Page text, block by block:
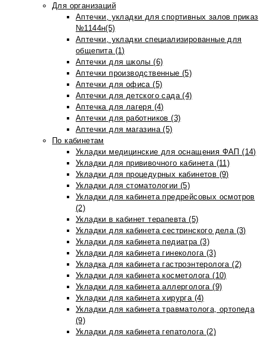
Для организаций
Аптечки, укладки для спортивных залов приказ
№1144н(5)
Аптечки, укладки специализированные для
общепита (1)
Аптечки для школы (6)
Аптечки производственные (5)
Аптечки для офиса (5)
Аптечки для детского сада (4)
Аптечка для лагеря (4)
Аптечки для работников (3)
Аптечки для магазина (5)
По кабинетам
Укладки медицинские для оснащения ФАП (14)
Укладки для прививочного кабинета (11)
Укладки для процедурных кабинетов (9)
Укладки для стоматологии (5)
Укладки для кабинета предрейсовых осмотров
(2)
Укладки в кабинет терапевта (5)
Укладки для кабинета сестринского дела (3)
Укладки для кабинета педиатра (3)
Укладки для кабинета гинеколога (3)
Укладка для кабинета гастроэнтеролога (2)
Укладки для кабинета косметолога (10)
Укладки для кабинета аллерголога (9)
Укладки для кабинета хирурга (4)
Укладки для кабинета травматолога, ортопеда
(9)
Укладки для кабинета гепатолога (2)